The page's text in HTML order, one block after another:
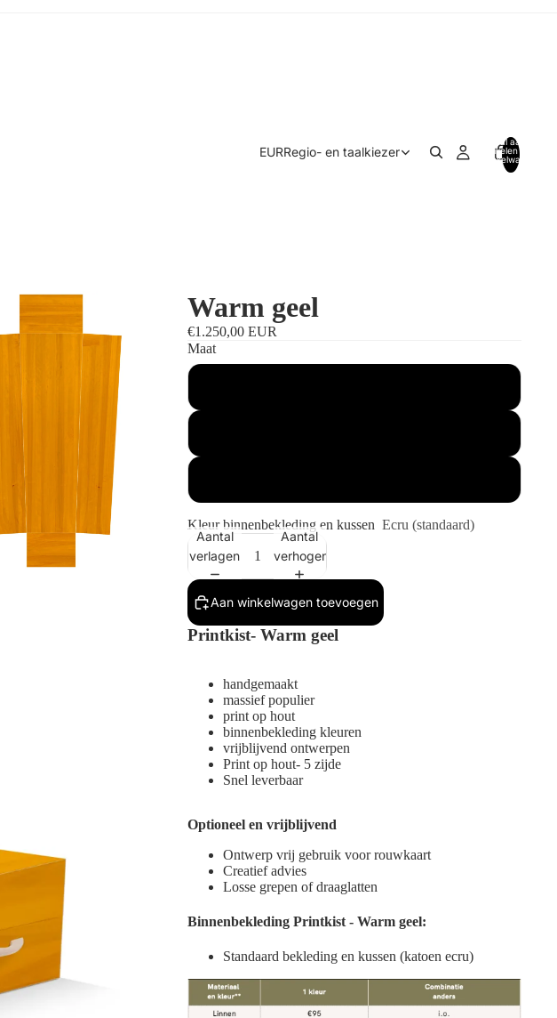
EURRegio- en taalkiezer
Totaal aantal
artikelen in
winkelwagen:
Warm geel
€1.250,00 EUR
Maat
Kleur binnenbekleding en kussen Ecru (standaard)
Aantal
verlagen
Aantal
verhogen
Aan winkelwagen toevoegen
Printkist- Warm geel
handgemaakt
massief populier
print op hout
binnenbekleding kleuren
vrijblijvend ontwerpen
Print op hout- 5 zijde
Snel leverbaar
Optioneel en vrijblijvend
Ontwerp vrij gebruik voor rouwkaart
Creatief advies
Losse grepen of draaglatten
Binnenbekleding Printkist - Warm geel:
Standaard bekleding en kussen (katoen ecru)